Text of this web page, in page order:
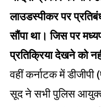
लाउडस्पीकर पर
सौंपा था। जिस पर
प्रतिक्रिया देखने को
वहीं कर्नाटक में
सूद ने सभी पुलिस